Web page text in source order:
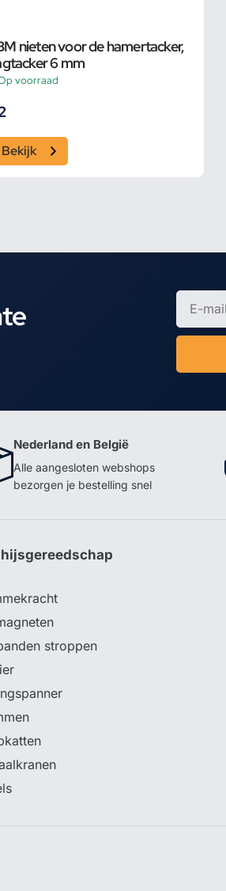
nieten voor de hamertacker,
6 mm
voorraad
Bekijk
Nederland en België
Alle aangesloten webshops
bezorgen je bestelling snel
stroppen